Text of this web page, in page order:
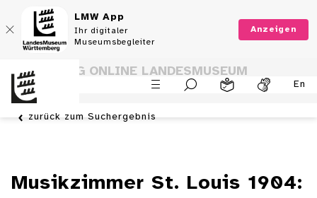
LMW App
Ihr digitaler
Museumsbegleiter
Anzeigen
En
SAMMLUNG ONLINE LANDESMUSEUM
WÜRTTEMBERG
zurück zum Suchergebnis
Musikzimmer St. Louis 1904: